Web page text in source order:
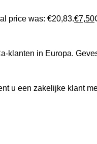
price was: €20,83.€7,50
klanten in Europa.
u een zakelijke klant